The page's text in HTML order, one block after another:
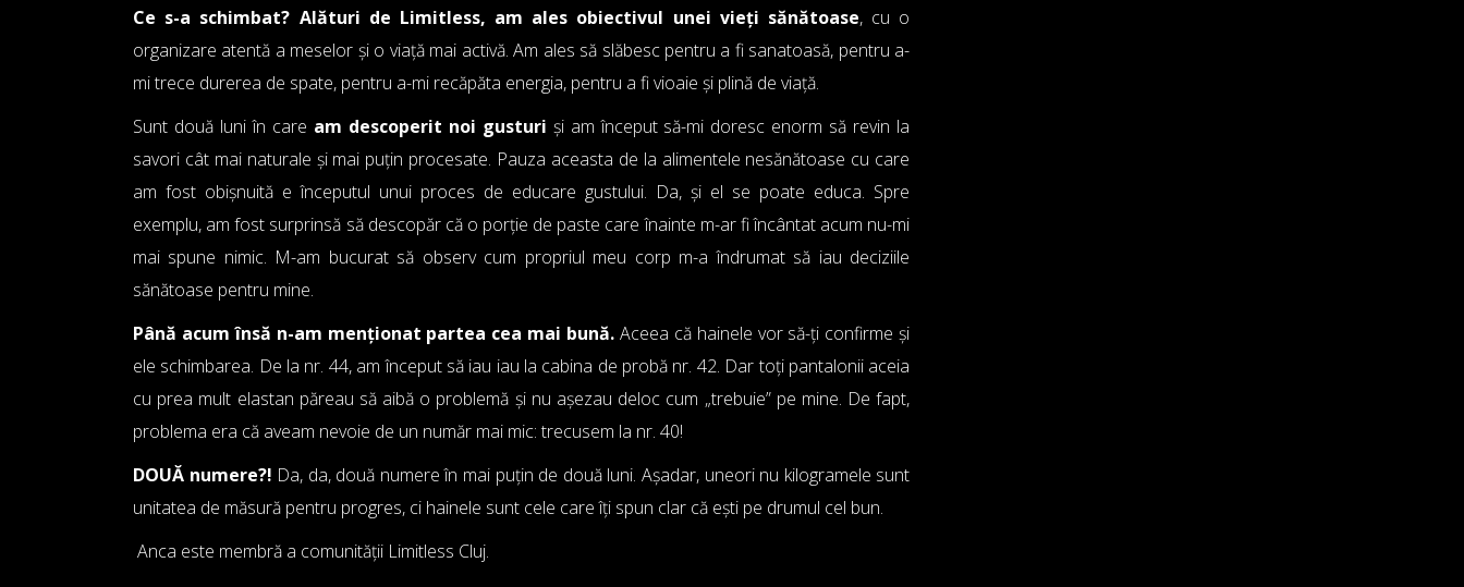
Ce s-a schimbat? Alături de Limitless, am ales obiectivul unei vieți sănătoase, cu o
organizare atentă a meselor și o viață mai activă. Am ales să slăbesc pentru a fi sanatoasă, pentru a-
mi trece durerea de spate, pentru a-mi recăpăta energia, pentru a fi vioaie și plină de viață.
Sunt două luni în care am descoperit noi gusturi și am început să-mi doresc enorm să revin la
savori cât mai naturale și mai puțin procesate. Pauza aceasta de la alimentele nesănătoase cu care
am fost obișnuită e începutul unui proces de educare gustului. Da, și el se poate educa. Spre
exemplu, am fost surprinsă să descopăr că o porție de paste care înainte m-ar fi încântat acum nu-mi
mai spune nimic. M-am bucurat să observ cum propriul meu corp m-a îndrumat să iau deciziile
sănătoase pentru mine.
Până acum însă n-am menționat partea cea mai bună. Aceea că hainele vor să-ți confirme și
ele schimbarea. De la nr. 44, am început să iau iau la cabina de probă nr. 42. Dar toți pantalonii aceia
cu prea mult elastan păreau să aibă o problemă și nu așezau deloc cum „trebuie” pe mine. De fapt,
problema era că aveam nevoie de un număr mai mic: trecusem la nr. 40!
DOUĂ numere?! Da, da, două numere în mai puțin de două luni. Așadar, uneori nu kilogramele sunt
unitatea de măsură pentru progres, ci hainele sunt cele care îți spun clar că ești pe drumul cel bun.
Anca este membră a comunității Limitless Cluj.